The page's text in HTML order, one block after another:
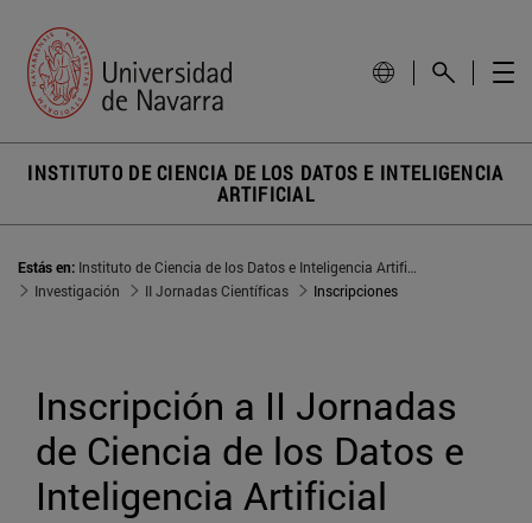
INSTITUTO DE CIENCIA DE LOS DATOS E INTELIGENCIA
ARTIFICIAL
Estás en:
Investigación
II Jornadas Científicas Inscripciones
Inscripción a II Jornadas
de Ciencia de los Datos e
Inteligencia Artificial